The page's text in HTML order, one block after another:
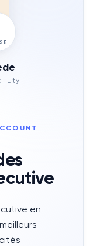
· Lity
en